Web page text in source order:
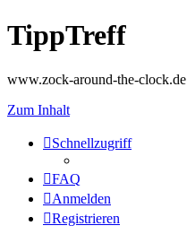
TippTreff
www.zock-around-the-clock.de
Zum Inhalt
Schnellzugriff
FAQ
Anmelden
Registrieren